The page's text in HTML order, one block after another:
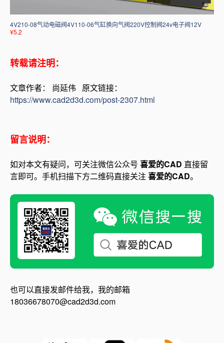
4V210-08气动电磁阀4V110-06气缸换向气阀220V控制阀24v电子阀12V
¥5.2
转载请注明：
文章作者： 尚延伟 原文链接：
https://www.cad2d3d.com/post-2307.html
留言说明：
如对本文有疑问，可关注微信公众号 喜爱的CAD 直接留
言即可。手机扫描下方二维码直接关注 喜爱的CAD。
也可以直接发邮件给我，我的邮箱
18036678070@cad2d3d.com